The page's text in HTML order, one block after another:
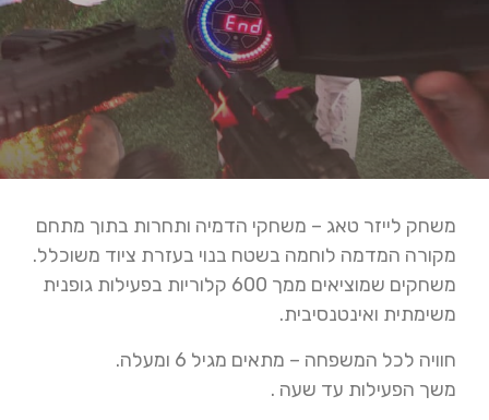
משחק לייזר טאג – משחקי הדמיה ותחרות בתוך מתחם
מקורה המדמה לוחמה בשטח בנוי בעזרת ציוד משוכלל.
משחקים שמוציאים ממך 600 קלוריות בפעילות גופנית
משימתית ואינטנסיבית.
חוויה לכל המשפחה – מתאים מגיל 6 ומעלה.
משך הפעילות עד שעה .